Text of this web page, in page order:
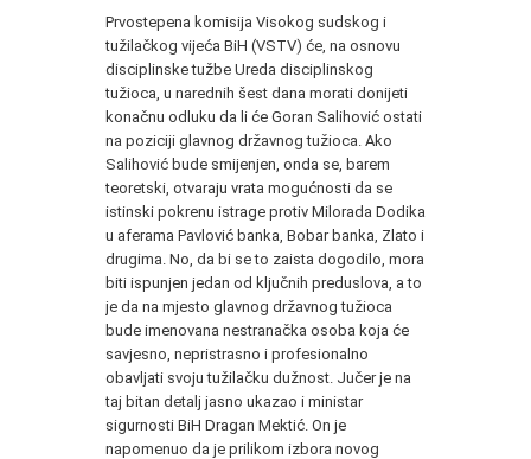
Prvostepena komisija Visokog sudskog i
tužilačkog vijeća BiH (VSTV) će, na osnovu
disciplinske tužbe Ureda disciplinskog
tužioca, u narednih šest dana morati donijeti
konačnu odluku da li će Goran Salihović ostati
na poziciji glavnog državnog tužioca. Ako
Salihović bude smijenjen, onda se, barem
teoretski, otvaraju vrata mogućnosti da se
istinski pokrenu istrage protiv Milorada Dodika
u aferama Pavlović banka, Bobar banka, Zlato i
drugima. No, da bi se to zaista dogodilo, mora
biti ispunjen jedan od ključnih preduslova, a to
je da na mjesto glavnog državnog tužioca
bude imenovana nestranačka osoba koja će
savjesno, nepristrasno i profesionalno
obavljati svoju tužilačku dužnost. Jučer je na
taj bitan detalj jasno ukazao i ministar
sigurnosti BiH Dragan Mektić. On je
napomenuo da je prilikom izbora novog